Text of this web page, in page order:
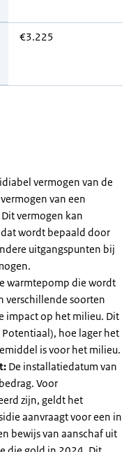
€3.225
vermogen van de
van een
vermogen kan
wordt bepaald door
uitgangspunten bij
warmtepomp die wordt
verschillende soorten
impact op het milieu. Dit
hoe lager het
is voor het milieu.
De installatiedatum van
Voor
zijn, geldt het
aanvraagt voor een in
bewijs van aanschaf uit